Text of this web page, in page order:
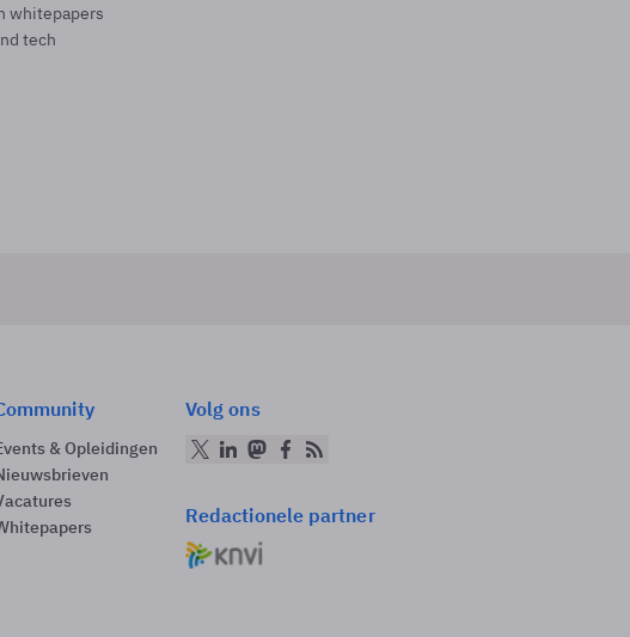
whitepapers
tech
& Opleidingen
Volg ons
Redactionele partner